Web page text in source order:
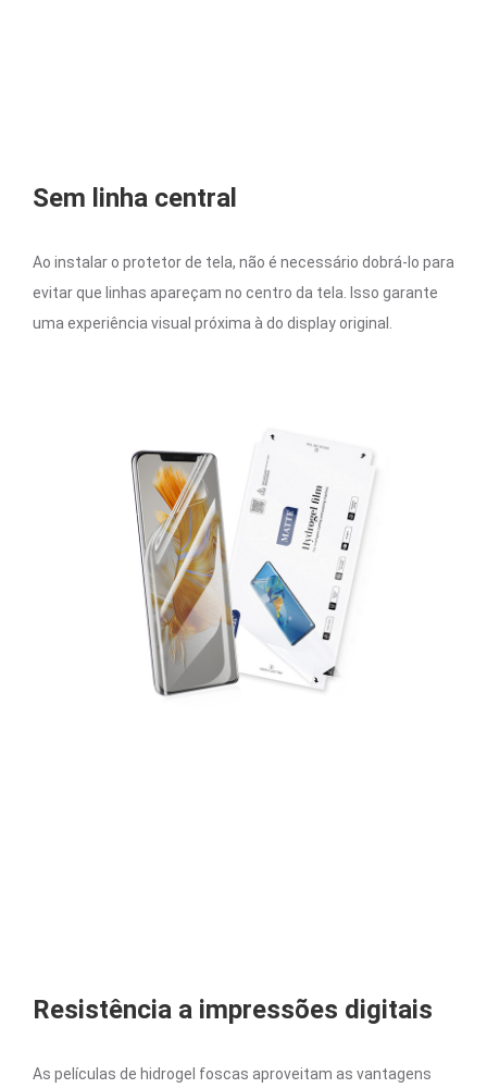
Sem linha central
Ao instalar o protetor de tela, não é necessário dobrá-lo para
evitar que linhas apareçam no centro da tela. Isso garante
uma experiência visual próxima à do display original.
Resistência a impressões digitais
As películas de hidrogel foscas aproveitam as vantagens